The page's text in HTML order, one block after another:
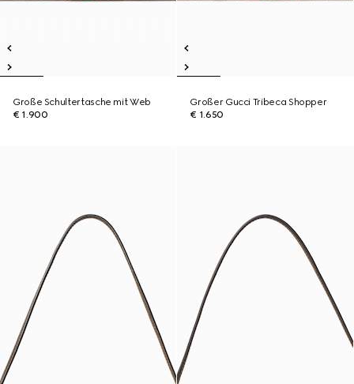
Große Schultertasche mit Web
€ 1.900
Großer Gucci Tribeca Shopper
€ 1.650